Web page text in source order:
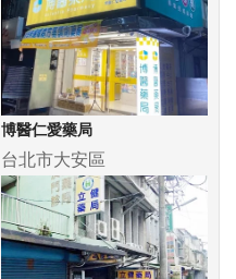
博醫仁愛藥局
台北市大安區